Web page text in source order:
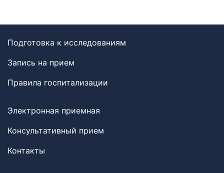
Подготовка к исследованиям
Запись на прием
Правила госпитализации
Электронная приемная
Консультативный прием
Контакты